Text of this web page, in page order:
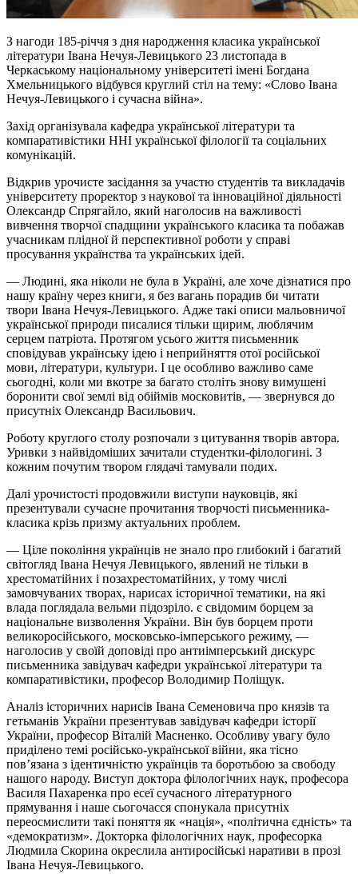
З нагоди 185-річчя з дня народження класика української
літератури Івана Нечуя-Левицького 23 листопада в
Черкаському національному університеті імені Богдана
Хмельницького відбувся круглий стіл на тему: «Слово Івана
Нечуя-Левицького і сучасна війна».
Захід організувала кафедра української літератури та
компаративістики ННІ української філології та соціальних
комунікацій.
Відкрив урочисте засідання за участю студентів та викладачів
університету проректор з наукової та інноваційної діяльності
Олександр Спрягайло, який наголосив на важливості
вивчення творчої спадщини українського класика та побажав
учасникам плідної й перспективної роботи у справі
просування українства та українських ідей.
— Людині, яка ніколи не була в Україні, але хоче дізнатися про
нашу країну через книги, я без вагань порадив би читати
твори Івана Нечуя-Левицького. Адже такі описи мальовничої
української природи писалися тільки щирим, люблячим
серцем патріота. Протягом усього життя письменник
сповідував українську ідею і неприйняття отої російської
мови, літератури, культури. І це особливо важливо саме
сьогодні, коли ми вкотре за багато століть знову вимушені
боронити свої землі від обіймів московитів, — звернувся до
присутніх Олександр Васильович.
Роботу круглого столу розпочали з цитування творів автора.
Уривки з найвідоміших зачитали студентки-філологині. З
кожним почутим твором глядачі тамували подих.
Далі урочистості продовжили виступи науковців, які
презентували сучасне прочитання творчості письменника-
класика крізь призму актуальних проблем.
— Ціле покоління українців не знало про глибокий і багатий
світогляд Івана Нечуя Левицького, явлений не тільки в
хрестоматійних і позахрестоматійних, у тому числі
замовчуваних творах, нарисах історичної тематики, на які
влада поглядала вельми підозріло. є свідомим борцем за
національне визволення України. Він був борцем проти
великоросійського, московсько-імперського режиму, —
наголосив у своїй доповіді про антиімперський дискурс
письменника завідувач кафедри української літератури та
компаративістики, професор Володимир Поліщук.
Аналіз історичних нарисів Івана Семеновича про князів та
гетьманів України презентував завідувач кафедри історії
України, професор Віталій Масненко. Особливу увагу було
приділено темі російсько-української війни, яка тісно
пов’язана з ідентичністю українців та боротьбою за свободу
нашого народу. Виступ доктора філологічних наук, професора
Василя Пахаренка про есеї сучасного літературного
прямування і наше сьогочасся спонукала присутніх
переосмислити такі поняття як «нація», «політична єдність» та
«демократизм». Докторка філологічних наук, професорка
Людмила Скорина окреслила антиросійські наративи в прозі
Івана Нечуя-Левицького.